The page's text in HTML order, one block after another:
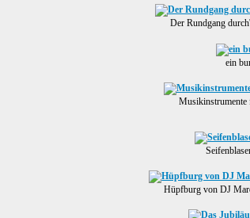
Der Rundgang
ein
Musikinstrumente
Hüpfburg von DJ